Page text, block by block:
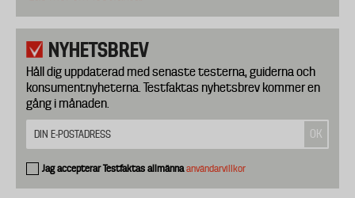
NYHETSBREV
Håll dig uppdaterad med senaste testerna, guiderna och
konsumentnyheterna. Testfaktas nyhetsbrev kommer en
gång i månaden.
Jag accepterar Testfaktas allmännaanvändarvillkor